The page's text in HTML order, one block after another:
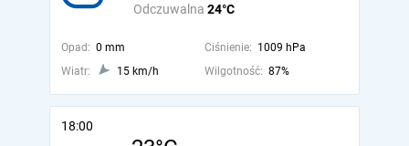
Odczuwalna 24°C
Opad: 0 mm Ciśnienie: 1009 hPa
Wiatr:
15 km/h Wilgotność: 87%
18:00